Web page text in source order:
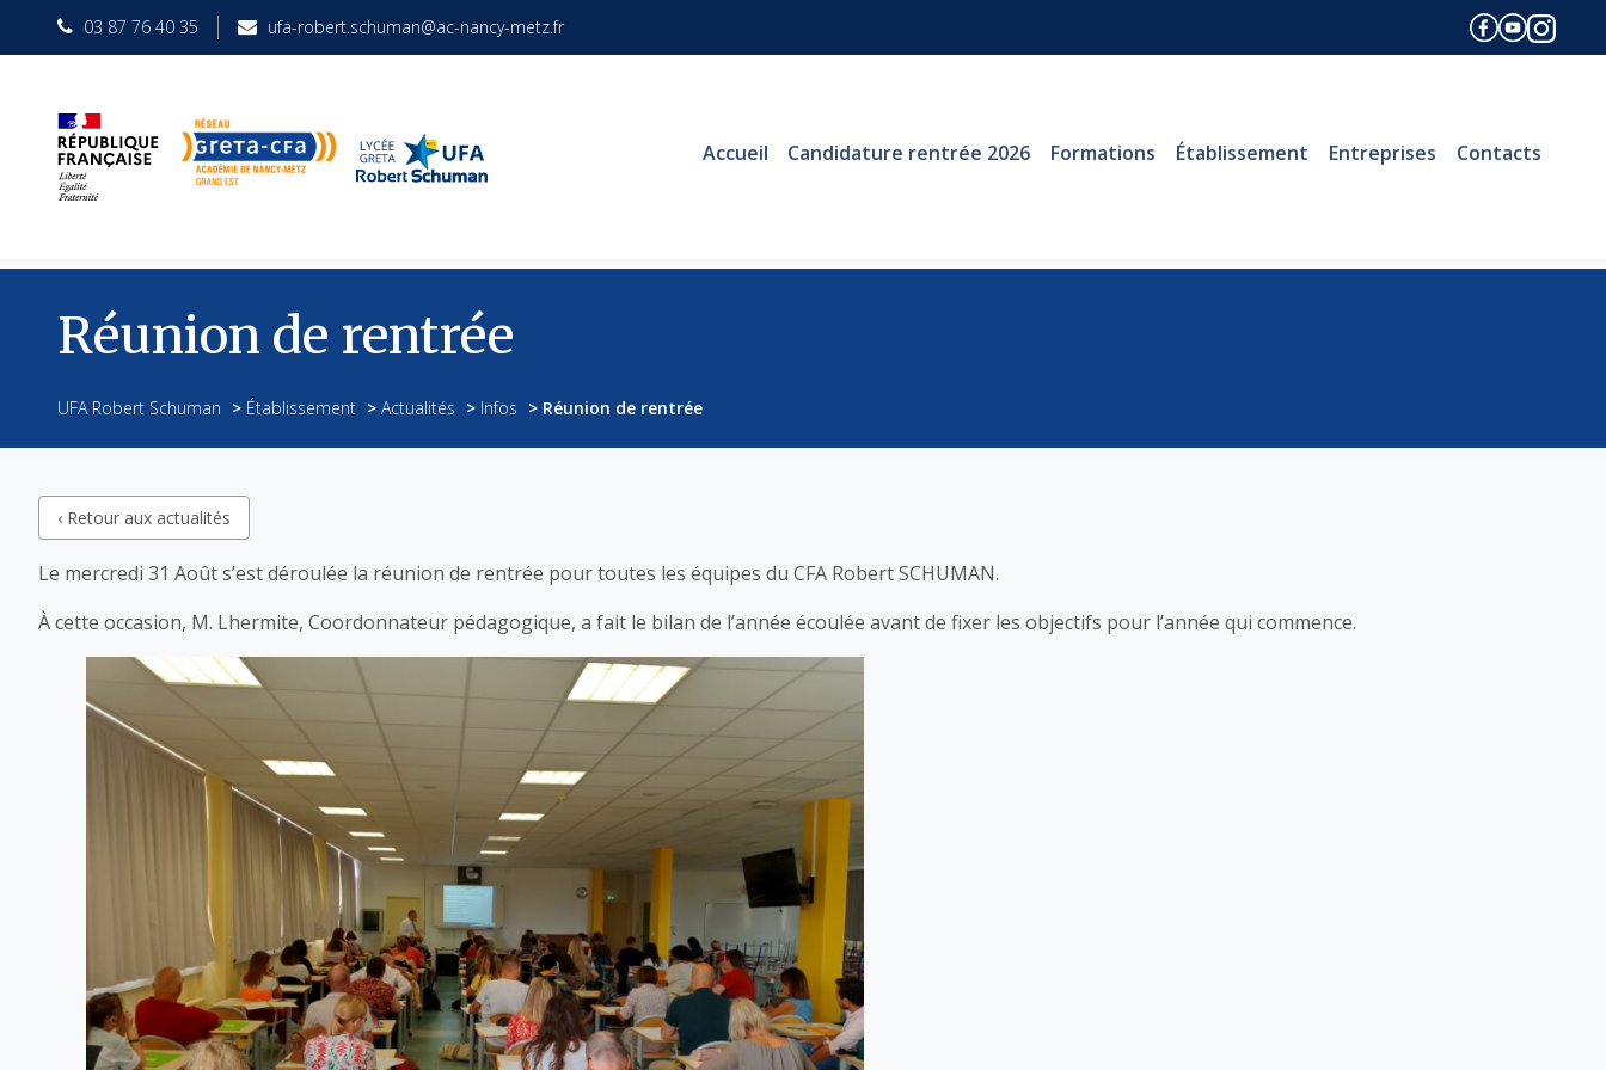
03 87 76 40 35 ufa-robert.schuman@ac-nancy-metz.fr
Accueil Candidature rentrée 2026 Formations Établissement Entreprises Contacts
Réunion de rentrée
UFA Robert Schuman > Établissement > Actualités > Infos > Réunion de rentrée
‹ Retour aux actualités
Le mercredi 31 Août s’est déroulée la réunion de rentrée pour toutes les équipes du CFA Robert SCHUMAN.
À cette occasion, M. Lhermite, Coordonnateur pédagogique, a fait le bilan de l’année écoulée avant de fixer les objectifs pour l’année qui commence.